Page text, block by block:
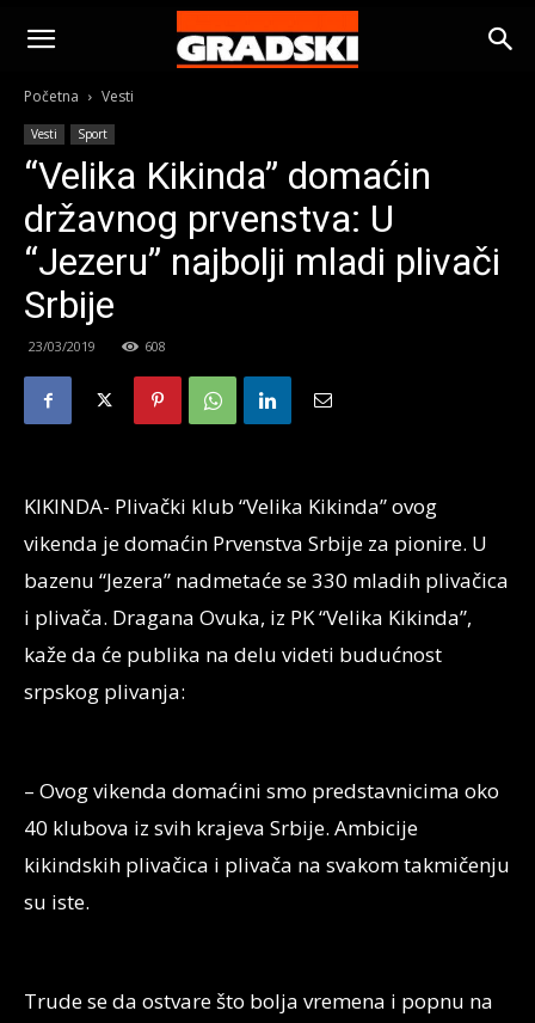
Gradski
Online
Kikinda
Početna Vesti
Vesti Sport
“Velika Kikinda” domaćin
državnog prvenstva: U
“Jezeru” najbolji mladi plivači
Srbije
23/03/2019 608
KIKINDA- Plivački klub “Velika Kikinda” ovog
vikenda je domaćin Prvenstva Srbije za pionire. U
bazenu “Jezera” nadmetaće se 330 mladih plivačica
i plivača. Dragana Ovuka, iz PK “Velika Kikinda”,
kaže da će publika na delu videti budućnost
srpskog plivanja:
– Ovog vikenda domaćini smo predstavnicima oko
40 klubova iz svih krajeva Srbije. Ambicije
kikindskih plivačica i plivača na svakom takmičenju
su iste.
Trude se da ostvare što bolja vremena i popnu na